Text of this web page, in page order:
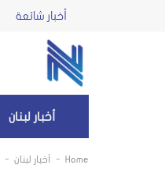
أخبار شائعة
أخبار لبنان
Home
- أخبار لبنان -